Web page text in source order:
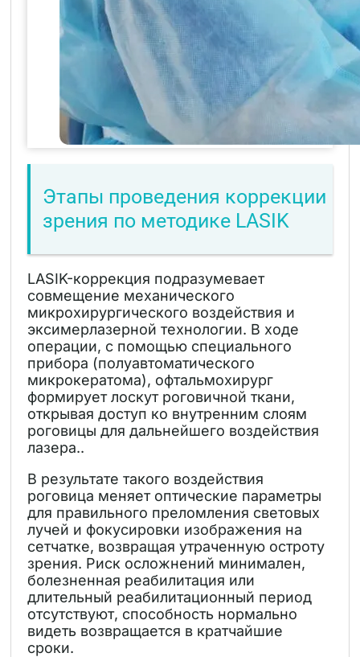
Этапы проведения коррекции
зрения по методике LASIK
LASIK-коррекция подразумевает
совмещение механического
микрохирургического воздействия и
эксимерлазерной технологии. В ходе
операции, с помощью специального
прибора (полуавтоматического
микрокератома), офтальмохирург
формирует лоскут роговичной ткани,
открывая доступ ко внутренним слоям
роговицы для дальнейшего воздействия
лазера..
В результате такого воздействия
роговица меняет оптические параметры
для правильного преломления световых
лучей и фокусировки изображения на
сетчатке, возвращая утраченную остроту
зрения. Риск осложнений минимален,
болезненная реабилитация или
длительный реабилитационный период
отсутствуют, способность нормально
видеть возвращается в кратчайшие
сроки.